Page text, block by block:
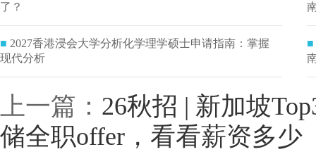
了？
■ 2027香港浸会大学分析化学理学硕士申请指南：掌握
现代分析
■
上一篇： 26秋招 | 新加坡
储全职offer，看看薪资多少